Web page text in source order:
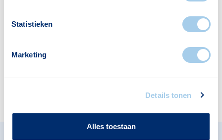
Statistieken
Marketing
Details tonen
Alles toestaan
Supermarkten Restaurants
Apotheken Cafés
3